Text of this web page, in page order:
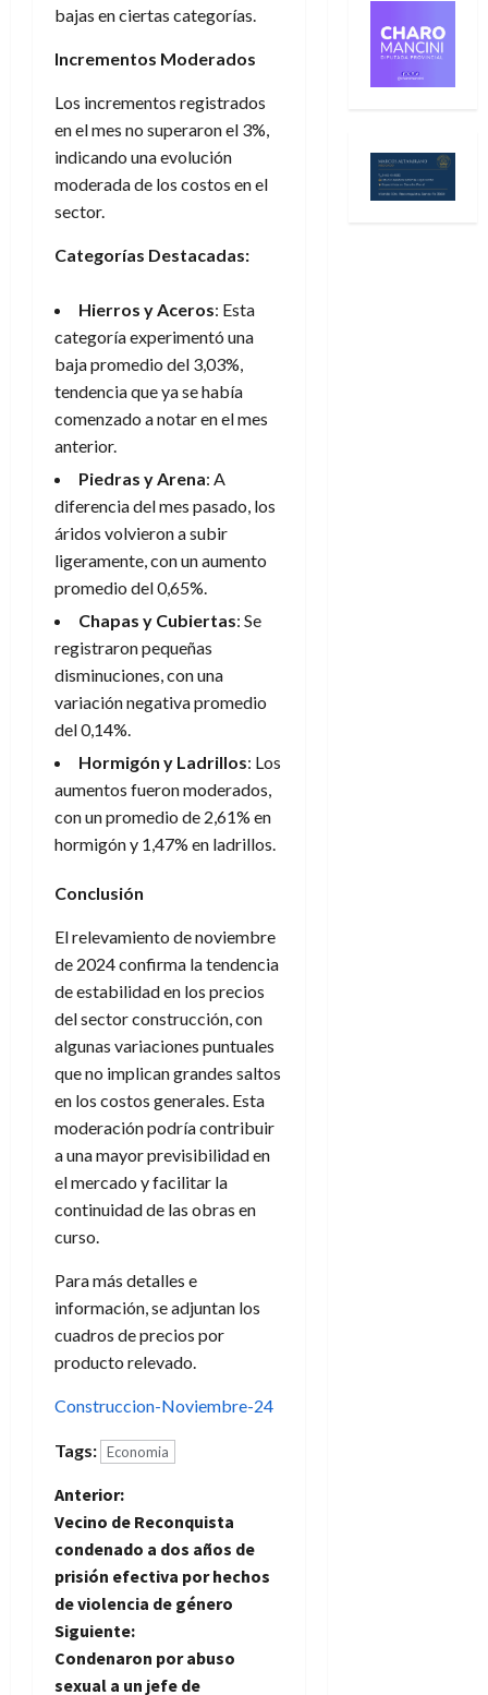
bajas en ciertas categorías.
Incrementos Moderados
Los incrementos registrados
en el mes no superaron el 3%,
indicando una evolución
moderada de los costos en el
sector.
Categorías Destacadas:
Hierros y Aceros: Esta
categoría experimentó una
baja promedio del 3,03%,
tendencia que ya se había
comenzado a notar en el mes
anterior.
Piedras y Arena: A
diferencia del mes pasado, los
áridos volvieron a subir
ligeramente, con un aumento
promedio del 0,65%.
Chapas y Cubiertas: Se
registraron pequeñas
disminuciones, con una
variación negativa promedio
del 0,14%.
Hormigón y Ladrillos: Los
aumentos fueron moderados,
con un promedio de 2,61% en
hormigón y 1,47% en ladrillos.
Conclusión
El relevamiento de noviembre
de 2024 confirma la tendencia
de estabilidad en los precios
del sector construcción, con
algunas variaciones puntuales
que no implican grandes saltos
en los costos generales. Esta
moderación podría contribuir
a una mayor previsibilidad en
el mercado y facilitar la
continuidad de las obras en
curso.
Para más detalles e
información, se adjuntan los
cuadros de precios por
producto relevado.
Construccion-Noviembre-24
Tags: Economia
N
a
v
e
g
Anterior:
Vecino de Reconquista
condenado a dos años de
prisión efectiva por hechos
de violencia de género
Siguiente:
Condenaron por abuso
sexual a un jefe de